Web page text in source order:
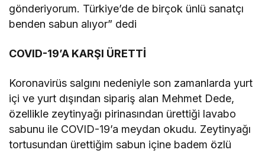
gönderiyorum. Türkiye’de de birçok ünlü sanatçı
benden sabun alıyor” dedi
COVID-19’A KARŞI ÜRETTİ
Koronavirüs salgını nedeniyle son zamanlarda yurt
içi ve yurt dışından sipariş alan Mehmet Dede,
özellikle zeytinyağı pirinasından ürettiği lavabo
sabunu ile COVID-19’a meydan okudu. Zeytinyağı
tortusundan ürettiğim sabun içine badem özlü